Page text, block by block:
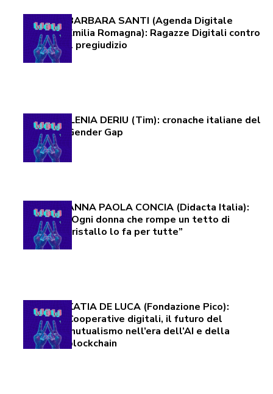
BARBARA SANTI (Agenda Digitale
Emilia Romagna): Ragazze Digitali contro
il pregiudizio
ILENIA DERIU (Tim): cronache italiane del
Gender Gap
ANNA PAOLA CONCIA (Didacta Italia):
“Ogni donna che rompe un tetto di
cristallo lo fa per tutte”
KATIA DE LUCA (Fondazione Pico):
Cooperative digitali, il futuro del
mutualismo nell’era dell’AI e della
blockchain